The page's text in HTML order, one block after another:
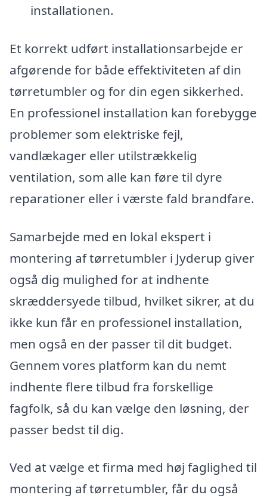
installationen.
Et korrekt udført installationsarbejde er
afgørende for både effektiviteten af din
tørretumbler og for din egen sikkerhed.
En professionel installation kan forebygge
problemer som elektriske fejl,
vandlækager eller utilstrækkelig
ventilation, som alle kan føre til dyre
reparationer eller i værste fald brandfare.
Samarbejde med en lokal ekspert i
montering af tørretumbler i Jyderup giver
også dig mulighed for at indhente
skræddersyede tilbud, hvilket sikrer, at du
ikke kun får en professionel installation,
men også en der passer til dit budget.
Gennem vores platform kan du nemt
indhente flere tilbud fra forskellige
fagfolk, så du kan vælge den løsning, der
passer bedst til dig.
Ved at vælge et firma med høj faglighed til
montering af tørretumbler, får du også